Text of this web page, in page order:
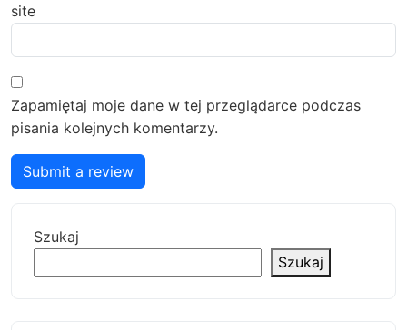
site
Zapamiętaj moje dane w tej przeglądarce podczas
pisania kolejnych komentarzy.
Submit a review
Szukaj
Szukaj